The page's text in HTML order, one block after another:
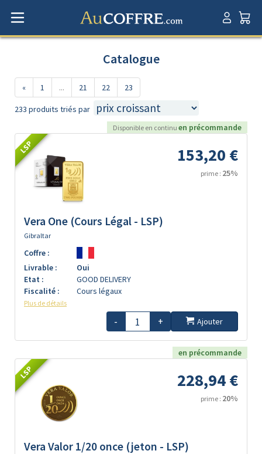
Catalogue
« 1 ... 21 22 23
233 produits triés par
Disponible en continu en précommande
LSP 153,20 €
prime : 25%
Vera One (Cours Légal - LSP)
Gibraltar
Coffre :
Livrable :
Oui
Etat :
GOOD DELIVERY
Fiscalité :
Cours légaux
Plus de détails
- + Ajouter
en précommande
LSP 228,94 €
prime : 20%
Vera Valor 1/20 once (jeton - LSP)